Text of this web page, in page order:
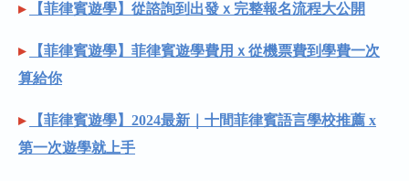
▸ 【菲律賓遊學】從諮詢到出發ｘ完整報名流程大公開
▸
【菲律賓遊學】菲律賓遊學費用ｘ從機票費到學費一次
算給你
▸
【菲律賓遊學】2024最新｜十間菲律賓語言學校推薦 x
第一次遊學就上手